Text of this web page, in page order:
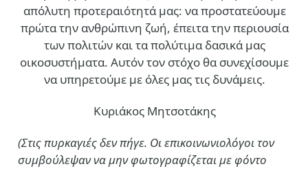
απόλυτη προτεραιότητά μας: να προστατεύουμε
πρώτα την ανθρώπινη ζωή, έπειτα την περιουσία
των πολιτών και τα πολύτιμα δασικά μας
οικοσυστήματα. Αυτόν τον στόχο θα συνεχίσουμε
να υπηρετούμε με όλες μας τις δυνάμεις.
Κυριάκος Μητσοτάκης
(Στις πυρκαγιές δεν πήγε. Οι επικοινωνιολόγοι τον
συμβούλεψαν να μην φωτογραφίζεται με φόντο